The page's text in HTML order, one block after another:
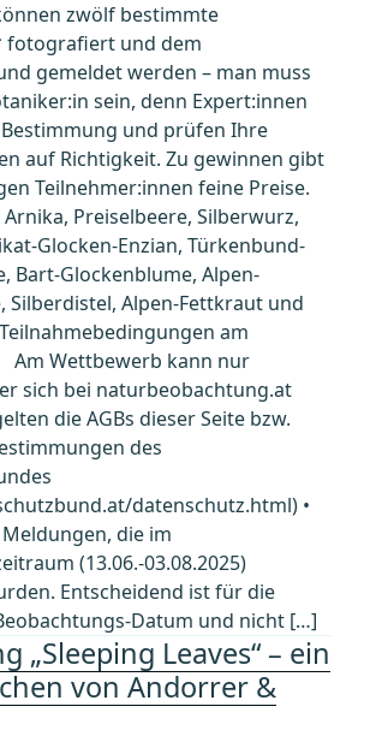
zwölf bestimmte
fotografiert und dem
gemeldet werden – man muss
sein, denn Expert:innen
und prüfen Ihre
auf Richtigkeit. Zu gewinnen gibt
Teilnehmer:innen feine Preise.
Preiselbeere, Silberwurz,
Glocken-Enzian, Türkenbund-
Bart-Glockenblume, Alpen-
Silberdistel, Alpen-Fettkraut und
am
Am Wettbewerb kann nur
sich bei naturbeobachtung.at
die AGBs dieser Seite bzw.
des
datenschutz.html) •
die im
(13.06.-03.08.2025)
Entscheidend ist für die
Datum und nicht […]
„Sleeping Leaves“ – ein
von Andorrer &